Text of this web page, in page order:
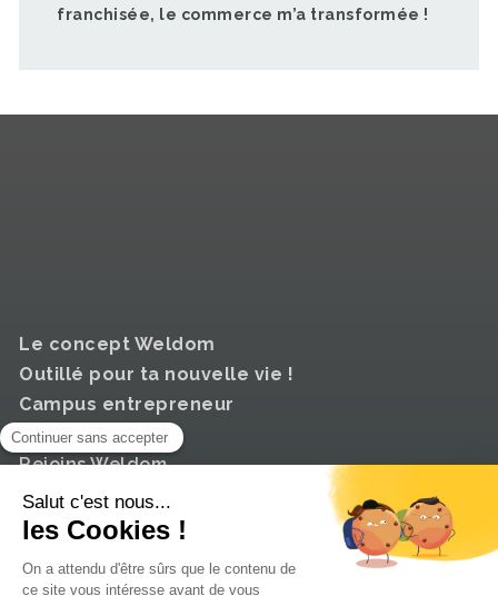
franchisée, le commerce m’a transformée !
Le concept Weldom
Outillé pour ta nouvelle vie !
Campus entrepreneur
La vie du réseau
Rejoins Weldom
© 2025 WELDOM | Mentions Légales